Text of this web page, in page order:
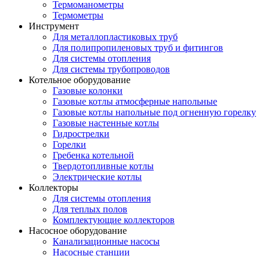
Термоманометры
Термометры
Инструмент
Для металлопластиковых труб
Для полипропиленовых труб и фитингов
Для системы отопления
Для системы трубопроводов
Котельное оборудование
Газовые колонки
Газовые котлы атмосферные напольные
Газовые котлы напольные под огненную горелку
Газовые настенные котлы
Гидрострелки
Горелки
Гребенка котельной
Твердотопливные котлы
Электрические котлы
Коллекторы
Для системы отопления
Для теплых полов
Комплектующие коллекторов
Насосное оборудование
Канализационные насосы
Насосные станции